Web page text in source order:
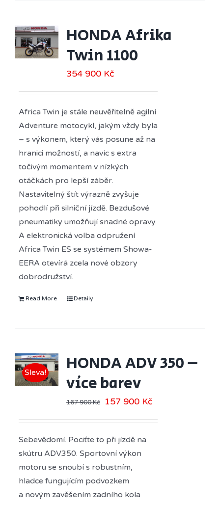
HONDA Afrika
Twin 1100
354 900 Kč
Africa Twin je stále neuvěřitelně agilní
Adventure motocykl, jakým vždy byla
– s výkonem, který vás posune až na
hranici možností, a navíc s extra
točivým momentem v nízkých
otáčkách pro lepší záběr.
Nastavitelný štít výrazně zvyšuje
pohodlí při silniční jízdě. Bezdušové
pneumatiky umožňují snadné opravy.
A elektronická volba odpružení
Africa Twin ES se systémem Showa-
EERA otevírá zcela nové obzory
dobrodružství.
Read More Detaily
Sleva!
HONDA ADV 350 –
více barev
167 900Kč 157 900 Kč
Sebevědomí. Pociťte to při jízdě na
skútru ADV350. Sportovní výkon
motoru se snoubí s robustním,
hladce fungujícím podvozkem
a novým zavěšením zadního kola